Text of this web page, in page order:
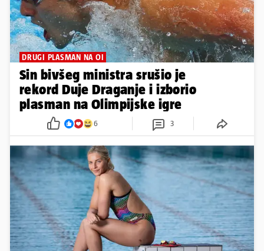
DRUGI PLASMAN NA OI
Sin bivšeg ministra srušio je
rekord Duje Draganje i izborio
plasman na Olimpijske igre
6 3